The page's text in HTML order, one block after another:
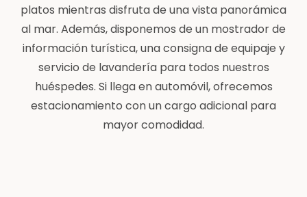
platos mientras disfruta de una vista panorámica
al mar. Además, disponemos de un mostrador de
información turística, una consigna de equipaje y
servicio de lavandería para todos nuestros
huéspedes. Si llega en automóvil, ofrecemos
estacionamiento con un cargo adicional para
mayor comodidad.